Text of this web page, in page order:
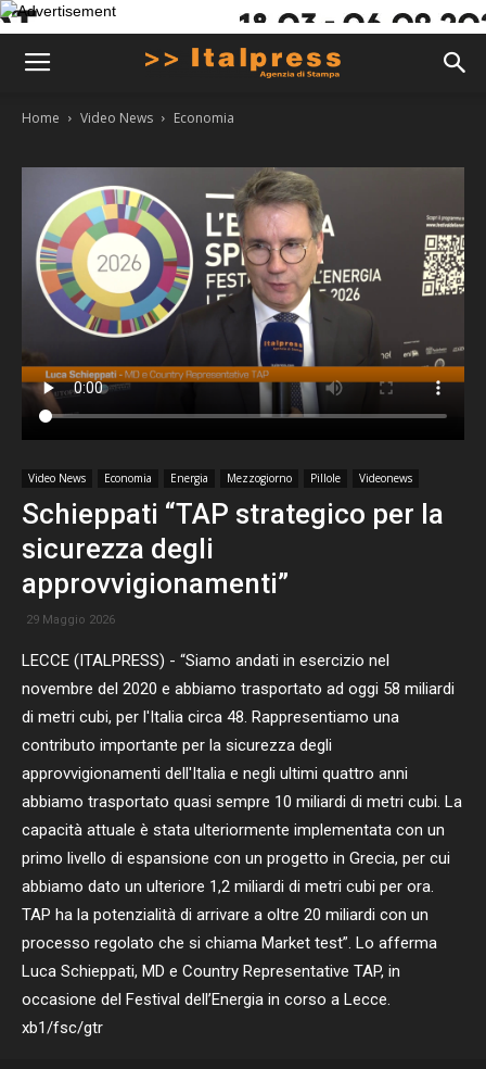
Home Video News Economia
Video News Economia Energia Mezzogiorno Pillole Videonews
Schieppati “TAP strategico per la
sicurezza degli
approvvigionamenti”
29 Maggio 2026
LECCE (ITALPRESS) - “Siamo andati in esercizio nel
novembre del 2020 e abbiamo trasportato ad oggi 58 miliardi
di metri cubi, per l'Italia circa 48. Rappresentiamo una
contributo importante per la sicurezza degli
approvvigionamenti dell'Italia e negli ultimi quattro anni
abbiamo trasportato quasi sempre 10 miliardi di metri cubi. La
capacità attuale è stata ulteriormente implementata con un
primo livello di espansione con un progetto in Grecia, per cui
abbiamo dato un ulteriore 1,2 miliardi di metri cubi per ora.
TAP ha la potenzialità di arrivare a oltre 20 miliardi con un
processo regolato che si chiama Market test”. Lo afferma
Luca Schieppati, MD e Country Representative TAP, in
occasione del Festival dell’Energia in corso a Lecce.
xb1/fsc/gtr